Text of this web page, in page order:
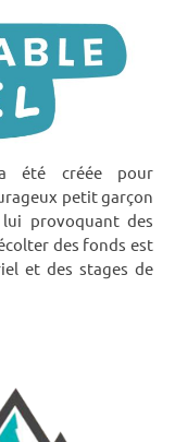
été créée pour
petit garçon
lui provoquant des
des fonds est
et des stages de